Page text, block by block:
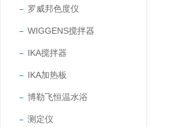
罗威邦色度仪
WIGGENS搅拌器
IKA搅拌器
IKA加热板
博勒飞恒温水浴
测定仪